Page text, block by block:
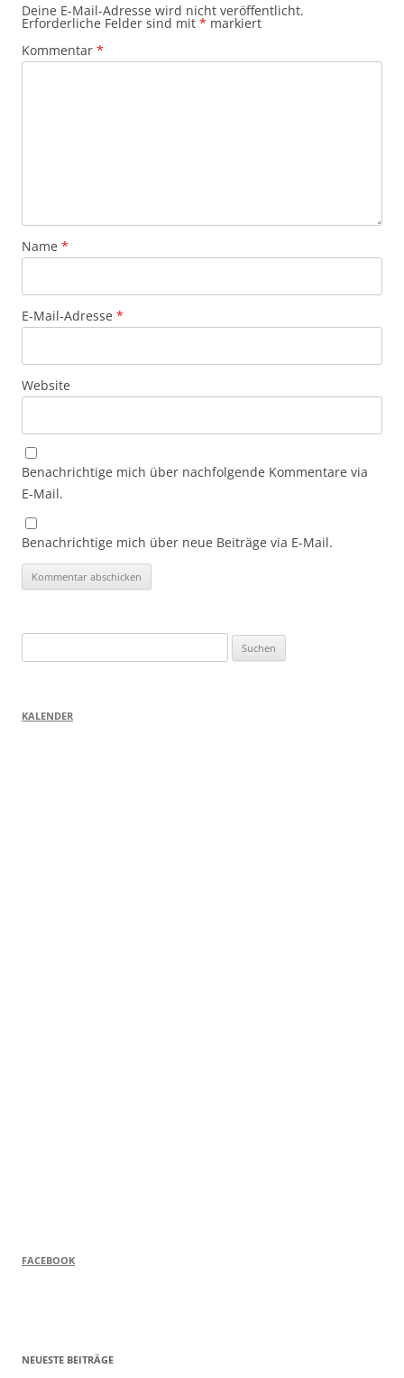
Deine E-Mail-Adresse wird nicht veröffentlicht.
Erforderliche Felder sind mit * markiert
Kommentar *
Name *
E-Mail-Adresse *
Website
Benachrichtige mich über nachfolgende Kommentare via
E-Mail.
Benachrichtige mich über neue Beiträge via E-Mail.
nach:
KALENDER
FACEBOOK
NEUESTE BEITRÄGE